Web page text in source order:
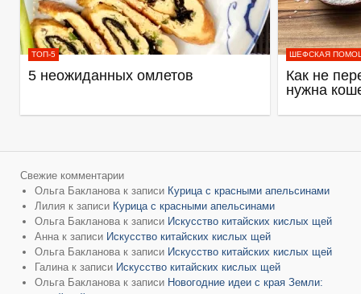
ТОП-5
5 неожиданных омлетов
ШЕФСКАЯ
Как не
нужна
Свежие комментарии
Ольга Бакланова к записи Курица с красными апельсинами
Лилия к записи Курица с красными апельсинами
Ольга Бакланова к записи Искусство китайских кислых щей
Анна к записи Искусство китайских кислых щей
Ольга Бакланова к записи Искусство китайских кислых щей
Галина к записи Искусство китайских кислых щей
Ольга Бакланова к записи Новогодние идеи с края Земли: